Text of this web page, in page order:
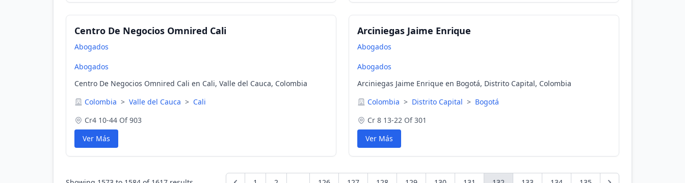
Centro De Negocios Omnired Cali
Abogados
Abogados
Centro De Negocios Omnired Cali en Cali, Valle del Cauca, Colombia
Colombia > Valle del Cauca > Cali
Cr4 10-44 Of 903
Ver Más
Arciniegas Jaime Enrique
Abogados
Abogados
Arciniegas Jaime Enrique en Bogotá, Distrito Capital, Colombia
Colombia > Distrito Capital > Bogotá
Cr 8 13-22 Of 301
Ver Más